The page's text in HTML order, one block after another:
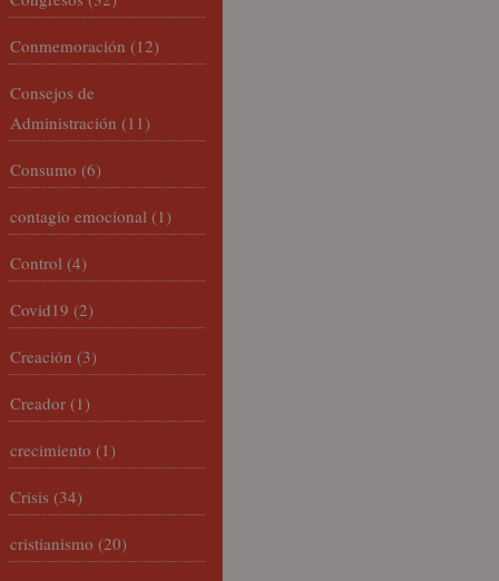
Conmemoración (12)
Consejos de
Administración (11)
Consumo (6)
contagio emocional (1)
Control (4)
Covid19 (2)
Creación (3)
Creador (1)
crecimiento (1)
Crisis (34)
cristianismo (20)